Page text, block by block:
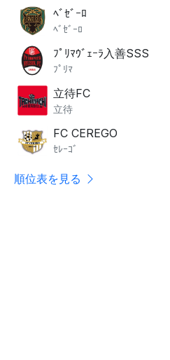
ﾍﾞｾﾞｰﾛ
ﾍﾞｾﾞｰﾛ
ﾌﾟﾘﾏｳﾞｪｰﾗ入善SSS
ﾌﾟﾘﾏ
立待FC
立待
FC CEREGO
ｾﾚｰｺﾞ
順位表を見る